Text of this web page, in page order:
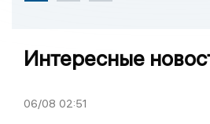
Интересные
06/08 02:51